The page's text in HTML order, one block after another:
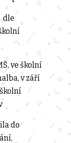
dle
ve školní
v září
do